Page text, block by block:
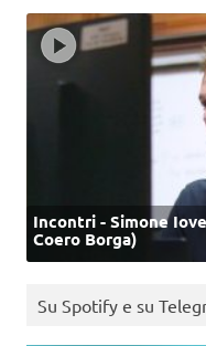
Incontri - Simone
Coero Borga)
Su Spotify e su